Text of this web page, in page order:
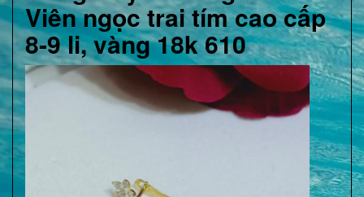
Viên ngọc trai tím cao cấp
8-9 li, vàng 18k 610